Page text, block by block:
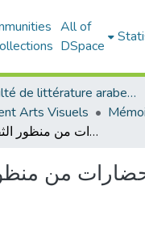
All of
DSpace
Faculté de littérature arabe et des arts
Arts Visuels
حوار الحضارات من منظور الثقافة الهندية
من